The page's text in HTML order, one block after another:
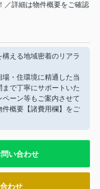
／詳細は物件概要をご確認
構える地域密着のリアラ
・住環境に精通した当
で丁寧にサポートいた
ーン等もご案内させて
概要【諸費用欄】をご
い合わせ
わせ